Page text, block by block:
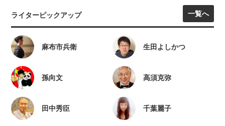
ライターピックアップ 一覧へ
麻布市兵衛 生田よしかつ
孫向文 高須克弥
田中秀臣 千葉麗子